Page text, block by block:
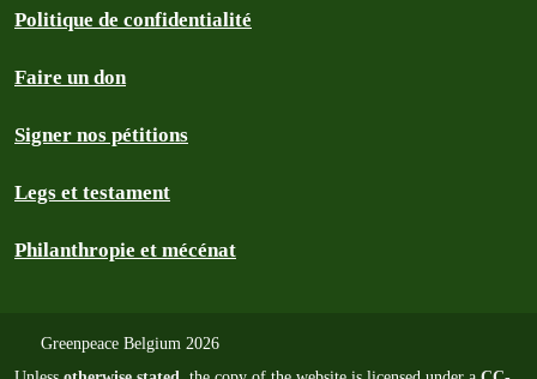
Politique de confidentialité
Faire un don
Signer nos pétitions
Legs et testament
Philanthropie et mécénat
Greenpeace Belgium 2026